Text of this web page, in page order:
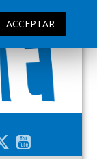
ACCEPTAR